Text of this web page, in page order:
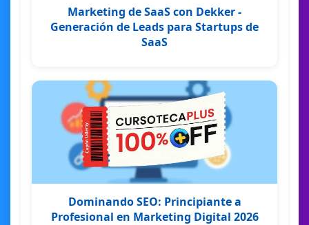
Marketing de SaaS con Dekker -
Generación de Leads para Startups de
SaaS
Dominando SEO: Principiante a
Profesional en Marketing Digital 2026